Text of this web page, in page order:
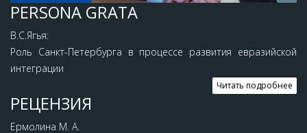
PERSONA GRATA
В.С.Ягья:
Роль Санкт-Петербурга в процессе развития евразийской
интеграции
Читать подробнее
РЕЦЕНЗИЯ
Ермолина М. А.